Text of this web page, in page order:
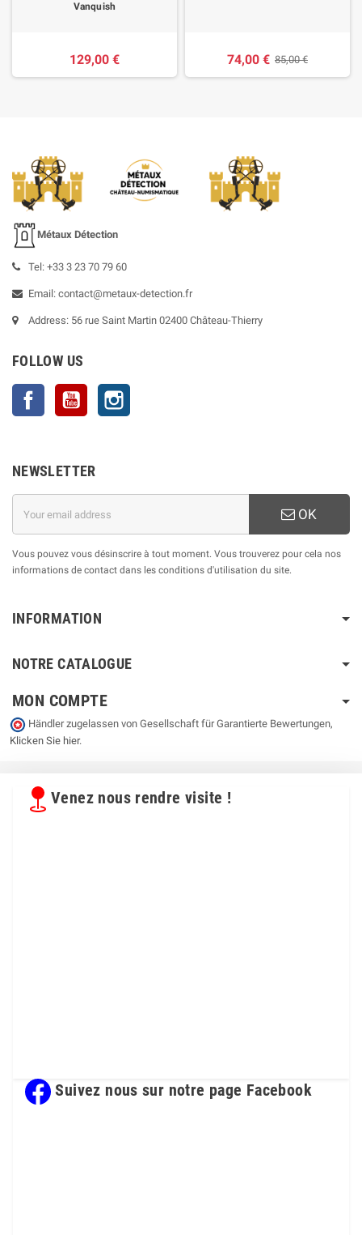
Vanquish
129,00 € 74,00 € 85,00 €
Métaux Détection
Tel: +33 3 23 70 79 60
Email: contact@metaux-detection.fr
Address: 56 rue Saint Martin 02400 Château-Thierry
FOLLOW US
Facebook YouTube
NEWSLETTER
OK
Vous pouvez vous désinscrire à tout moment. Vous trouverez pour cela nos
informations de contact dans les conditions d'utilisation du site.
INFORMATION
NOTRE CATALOGUE
MON COMPTE
Händler zugelassen von Gesellschaft für Garantierte Bewertungen,
Klicken Sie hier.
Venez nous rendre visite !
Suivez nous sur notre page Facebook